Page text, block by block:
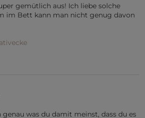
gemütlich aus! Ich liebe solche
im Bett kann man nicht genug davon
was du damit meinst, dass du es